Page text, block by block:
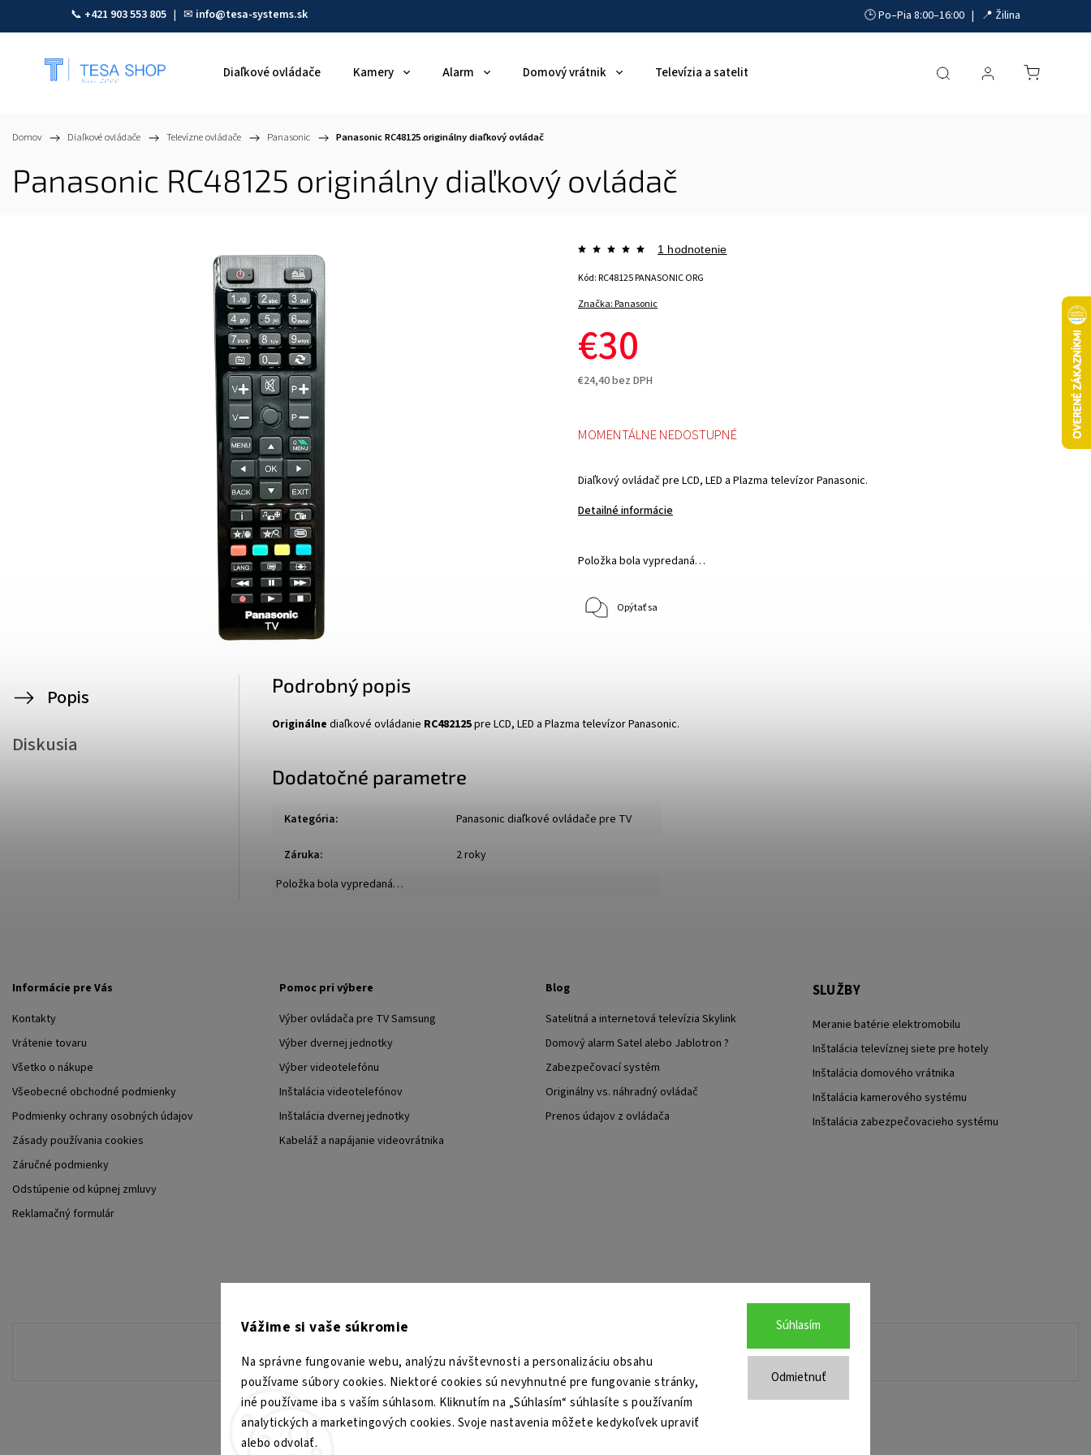
Vážime si vaše súkromie
Na správne fungovanie webu, analýzu návštevnosti a personalizáciu obsahu
používame súbory cookies. Niektoré cookies sú nevyhnutné pre fungovanie stránky,
iné používame iba s vaším súhlasom. Kliknutím na „Súhlasím“ súhlasíte s používaním
analytických a marketingových cookies. Svoje nastavenia môžete kedykoľvek upraviť
alebo odvolať.
Odmietnuť
Súhlasím
📞 +421 903 553 805 | ✉ info@tesa-systems.sk 🕒 Po–Pia 8:00–16:00 | 📍 Žilina
Diaľkové ovládače Kamery Alarm Domový vrátnik Televízia a satelit Akumulátory, UPS a zdroje Parkovacie systémy
Domov / Diaľkové ovládače / Televízne ovládače / Panasonic / Panasonic RC48125 originálny diaľkový ovládač
Panasonic RC48125 originálny diaľkový ovládač
Značka:Panasonic
1 hodnotenie
€30
€24,40 bez DPH
Kód:RC48125 PANASONIC ORG
Diaľkový ovládač pre LCD, LED a Plazma televízor Panasonic.
Detailné informácie
Položka bola vypredaná…
MOMENTÁLNE NEDOSTUPNÉ
Opýtať sa
Popis
Diskusia
Podrobný popis
Originálne diaľkové ovládanie RC482125pre LCD, LED a Plazma televízor Panasonic.
Dodatočné parametre
Kategória: Panasonic diaľkové ovládače pre TV
Záruka:
2 roky
Položka bola vypredaná…
Informácie pre Vás
Kontakty
Vrátenie tovaru
Všetko o nákupe
Všeobecné obchodné podmienky
Podmienky ochrany osobných údajov
Zásady používania cookies
Záručné podmienky
Odstúpenie od kúpnej zmluvy
Reklamačný formulár
Pomoc pri výbere
Výber ovládača pre TV Samsung
Výber dvernej jednotky
Výber videotelefónu
Inštalácia videotelefónov
Inštalácia dvernej jednotky
Kabeláž a napájanie videovrátnika
Blog
Satelitná a internetová televízia Skylink
Domový alarm Satel alebo Jablotron ?
Zabezpečovací systém
Originálny vs. náhradný ovládač
Prenos údajov z ovládača
SLUŽBY
Meranie batérie elektromobilu
Inštalácia televíznej siete pre hotely
Inštalácia domového vrátnika
Inštalácia kamerového systému
Inštalácia zabezpečovacieho systému